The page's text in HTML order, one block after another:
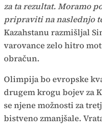
za ta rezultat. Moramo
pripraviti na naslednjo
Kazahstanu razmišljal
varovance zelo hitro
obračun.
Olimpija bo evropske
drugem krogu bojev za
se njene možnosti za
bistveno zmanjšale.